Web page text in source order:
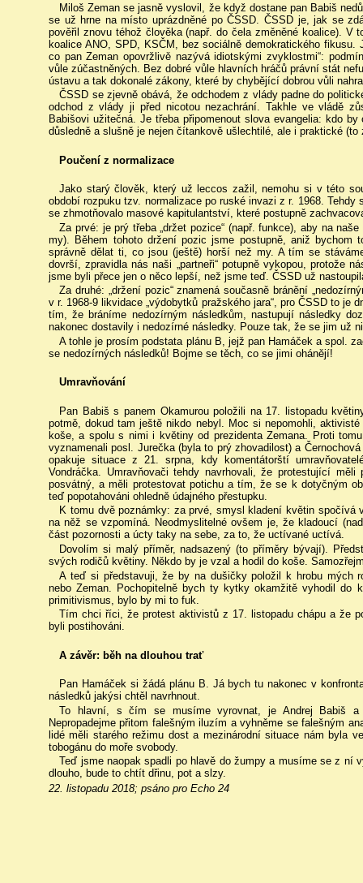
Miloš Zeman se jasně vyslovil, že když dostane pan Babiš
se už hrne na místo uprázdněné po ČSSD. ČSSD je, jak se
pověřil znovu téhož člověka (např. do čela změněné koalice). V
koalice ANO, SPD, KSČM, bez sociálně demokratického
co pan Zeman opovržlivě nazývá idiotskými zvyklostmi“:
vůle zúčastněných. Bez dobré vůle hlavních hráčů právní stát
ústavu a tak dokonalé zákony, které by chybějící dobrou vůli
ČSSD se zjevně obává, že odchodem z vlády padne do
odchod z vlády ji před nicotou nezachrání. Takhle ve vládě
Babišovi užitečná. Je třeba připomenout slova evangelia: kdo
důsledně a slušně je nejen čítankově ušlechtilé, ale i praktické
Poučení z normalizace
Jako starý člověk, který už leccos zažil, nemohu si v této
období rozpuku tzv. normalizace po ruské invazi z r. 1968.
se zhmotňovalo masové kapitulantství, které postupně
Za prvé: je prý třeba „držet pozice“ (např. funkce), aby na
my). Během tohoto držení pozic jsme postupně, aniž bychom
správně dělat ti, co jsou (ještě) horší než my. A tím se
dovrší, zpravidla nás naši „partneři“ potupně vykopou, protože
jsme byli přece jen o něco lepší, než jsme teď. ČSSD už
Za druhé: „držení pozic“ znamená současně bránění
v r. 1968-9 likvidace „výdobytků pražského jara“, pro ČSSD to je
tím, že bráníme nedozírným následkům, nastupují následky
nakonec dostavily i nedozírné následky. Pouze tak, že se jim už
A tohle je prosím podstata plánu B, jejž pan Hamáček a spol.
se nedozírných následků! Bojme se těch, co se jimi ohánějí!
Umravňování
Pan Babiš s panem Okamurou položili na 17. listopadu
potmě, dokud tam ještě nikdo nebyl. Moc si nepomohli,
koše, a spolu s nimi i květiny od prezidenta Zemana. Proti
vyznamenali posl. Jurečka (byla to prý zhovadilost) a
opakuje situace z 21. srpna, kdy komentátorští
Vondráčka. Umravňovači tehdy navrhovali, že protestující
posvátný, a měli protestovat potichu a tím, že se k dotyčným
teď popotahováni ohledně údajného přestupku.
K tomu dvě poznámky: za prvé, smysl kladení květin spočívá
na něž se vzpomíná. Neodmyslitelné ovšem je, že kladoucí
část pozornosti a úcty taky na sebe, za to, že uctívané uctívá.
Dovolím si malý příměr, nadsazený (to příměry bývají).
svých rodičů květiny. Někdo by je vzal a hodil do koše.
A teď si představuji, že by na dušičky položil k hrobu mých
nebo Zeman. Pochopitelně bych ty kytky okamžitě vyhodil do
primitivismus, bylo by mi to fuk.
Tím chci říci, že protest aktivistů z 17. listopadu chápu a že
byli postihováni.
A závěr: běh na dlouhou trať
Pan Hamáček si žádá plánu B. Já bych tu nakonec v
následků jakýsi chtěl navrhnout.
To hlavní, s čím se musíme vyrovnat, je Andrej Babiš a
Nepropadejme přitom falešným iluzím a vyhněme se falešným
lidé měli starého režimu dost a mezinárodní situace nám byla
tobogánu do moře svobody.
Teď jsme naopak spadli po hlavě do žumpy a musíme se z ní
dlouho, bude to chtít dřinu, pot a slzy.
22. listopadu 2018; psáno pro Echo 24